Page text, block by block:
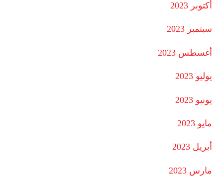
أكتوبر 2023
سبتمبر 2023
أغسطس 2023
يوليو 2023
يونيو 2023
مايو 2023
أبريل 2023
مارس 2023